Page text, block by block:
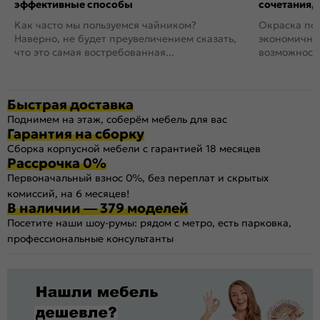
эффективные способы
Как часто мы пользуемся чайником?
Наверно, не будет преувеличением сказать,
что это самая востребованная...
сочетания,
Окраска
Быстрая доставка
Поднимем на этаж, соберём мебель для вас
Гарантия на сборку
Сборка корпусной мебели с гарантией 18 месяцев
Рассрочка 0%
Первоначальный взнос 0%, без переплат и скрытых
комиссий, на 6 месяцев!
В наличии — 379 моделей
Посетите наши шоу-румы: рядом с метро, есть парковка,
профессиональные консультанты